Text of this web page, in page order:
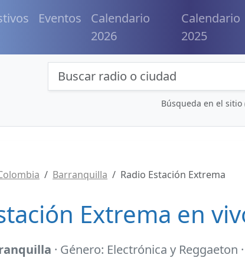
Eventos
Calendario
2026
Calendario
2025
Búsqueda de radios y
Búsqueda en el sitio
Barranquilla Radio Estación Extrema
Extrema en
· Género: Electrónica y Reggaeton